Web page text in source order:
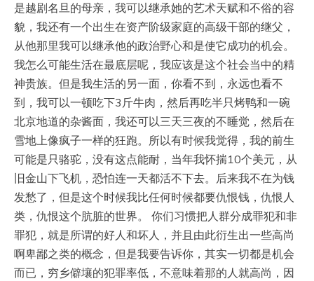
是越剧名旦的母亲，我可以继承她的艺术天赋和不俗的容
貌，我还有一个出生在资产阶级家庭的高级干部的继父，
从他那里我可以继承他的政治野心和是使它成功的机会。
我怎么可能生活在最底层呢，我应该是这个社会当中的精
神贵族。但是我生活的另一面，你看不到，永远也看不
到，我可以一顿吃下3斤牛肉，然后再吃半只烤鸭和一碗
北京地道的杂酱面，我还可以三天三夜的不睡觉，然后在
雪地上像疯子一样的狂跑。所以有时候我觉得，我的前生
可能是只骆驼，没有这点能耐，当年我怀揣10个美元，从
旧金山下飞机，恐怕连一天都活不下去。后来我不在为钱
发愁了，但是这个时候我比任何时候都要仇恨钱，仇恨人
类，仇恨这个肮脏的世界。 你们习惯把人群分成罪犯和非
罪犯，就是所谓的好人和坏人，并且由此衍生出一些高尚
啊卑鄙之类的概念，但是我要告诉你，其实一切都是机会
而已，穷乡僻壤的犯罪率低，不意味着那的人就高尚，因